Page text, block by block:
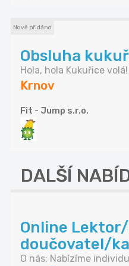
Nově přidáno
Obsluha
Hola, hola Kukuřice
Krnov
Fit - Jump s.r.o.
DALŠÍ
Online
doučovatel/
O nás: Nabízíme